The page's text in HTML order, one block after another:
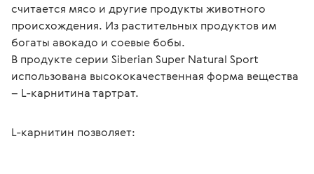
считается мясо и другие продукты животного
происхождения. Из растительных продуктов им
богаты авокадо и соевые бобы.
В продукте серии Siberian Super Natural Sport
использована высококачественная форма вещества
– L-карнитина тартрат.
L-карнитин позволяет: